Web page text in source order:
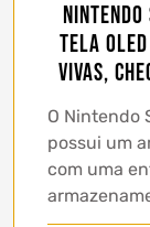
Nintendo
tela
vivas,
O Nintendo
possui um
com uma